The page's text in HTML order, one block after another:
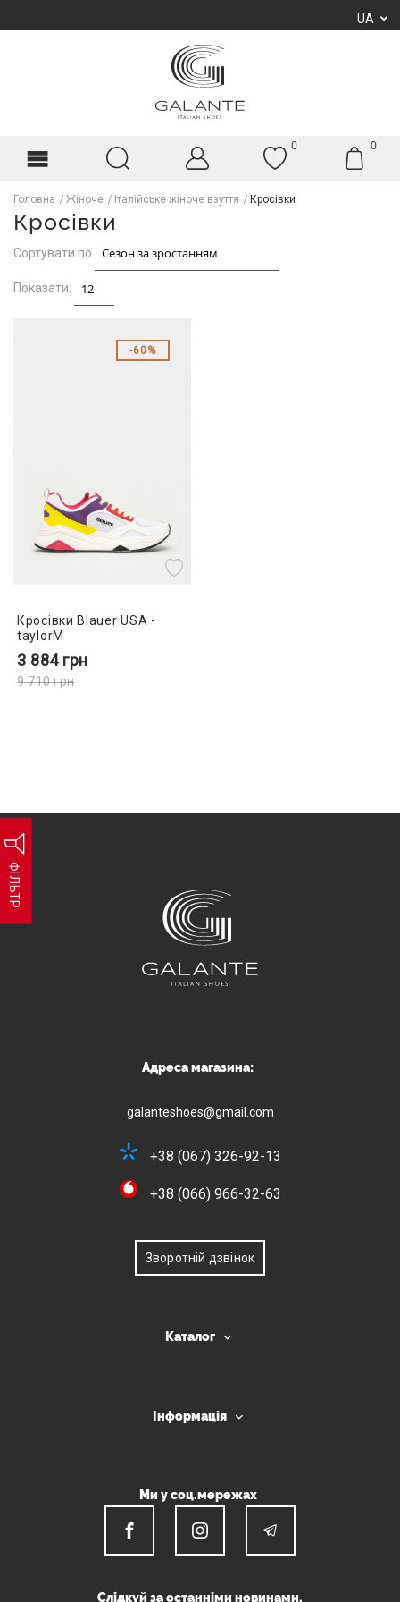
UA
0 0
Головна Жіноче Італійське жіноче взуття Кросівки
Кросівки
ФІЛЬТР
Сортувати по
Показати:
60%
Кросівки Blauer USA -
taylorM
3 884грн
9 710грн
Адреса магазина:
galanteshoes@gmail.com
+38 (067) 326-92-13
+38 (066) 966-32-63
Зворотній дзвінок
Каталог
Інформація
Ми у соц.мережах
Слідкуй за останніми новинами.